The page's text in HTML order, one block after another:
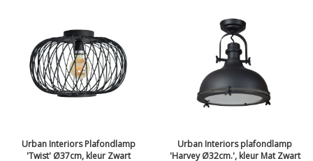
Urban Interiors Plafondlamp
'Twist' Ø37cm, kleur Zwart
Urban Interiors plafondlamp
'Harvey Ø32cm.', kleur Mat Zwart